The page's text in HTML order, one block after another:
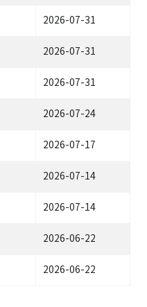
2026-07-31
2026-07-31
2026-07-31
2026-07-24
2026-07-17
2026-07-14
2026-07-14
2026-06-22
2026-06-22